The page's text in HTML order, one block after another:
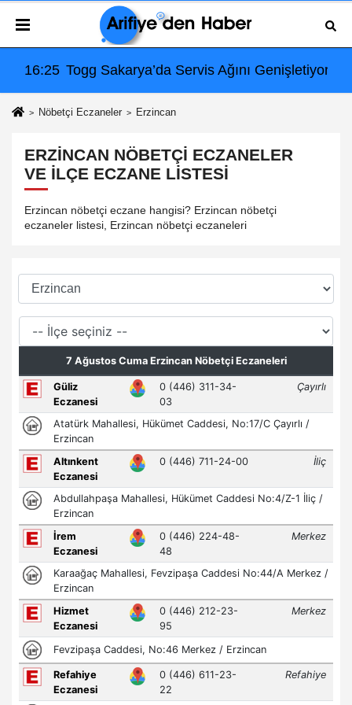
Teklif TBMM Adalet Komisyonu’nda
16:25 Togg Sakarya’da Servis Ağını Genişletiyor:
Nöbetçi Eczaneler Erzincan
ERZINCAN NÖBETÇI ECZANELER
VE İLÇE ECZANE LISTESI
Erzincan nöbetçi eczane hangisi? Erzincan nöbetçi
eczaneler listesi, Erzincan nöbetçi eczaneleri